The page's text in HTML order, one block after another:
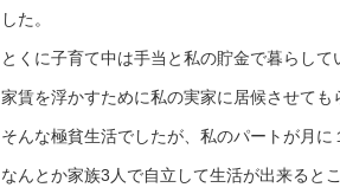
した。
とくに子育て中は手当と私の貯金で暮らして
家賃を浮かすために私の実家に居候させても
そんな極貧生活でしたが、私のパートが月に
なんとか家族3人で自立して生活が出来ると